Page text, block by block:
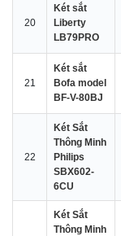
20
Két sắt
Liberty
LB79PRO
21
Két sắt
Bofa model
BF-V-80BJ
22
Két Sắt
Thông Minh
Philips
SBX602-
6CU
Két Sắt
Thông Minh